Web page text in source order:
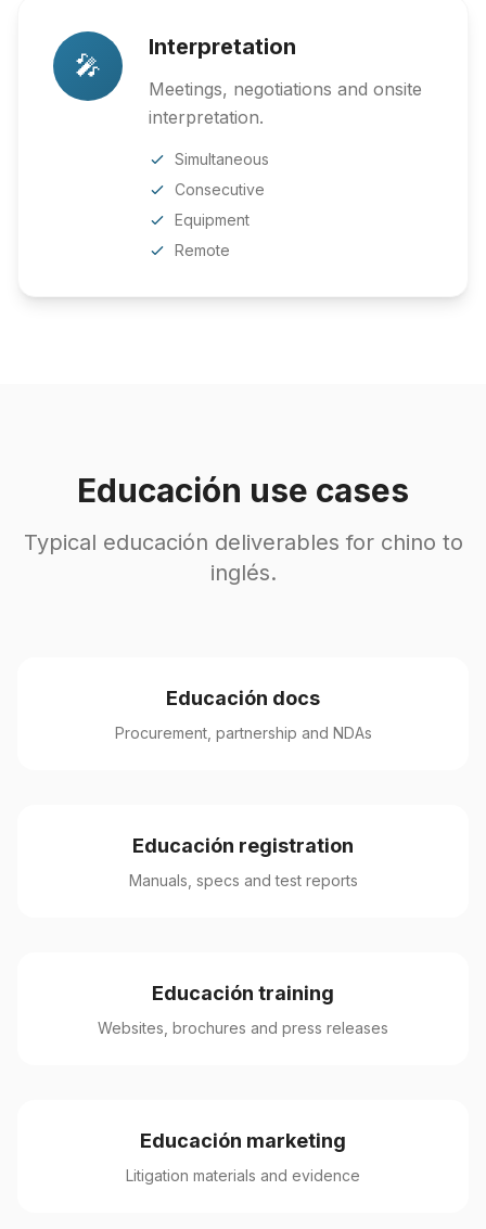
🎤
Interpretation
Meetings, negotiations and onsite
interpretation.
Simultaneous
Consecutive
Equipment
Remote
Educación use cases
Typical educación deliverables for chino to
inglés.
Educación docs
Procurement, partnership and NDAs
Educación registration
Manuals, specs and test reports
Educación training
Websites, brochures and press releases
Educación marketing
Litigation materials and evidence